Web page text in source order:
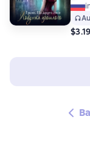
$3.19